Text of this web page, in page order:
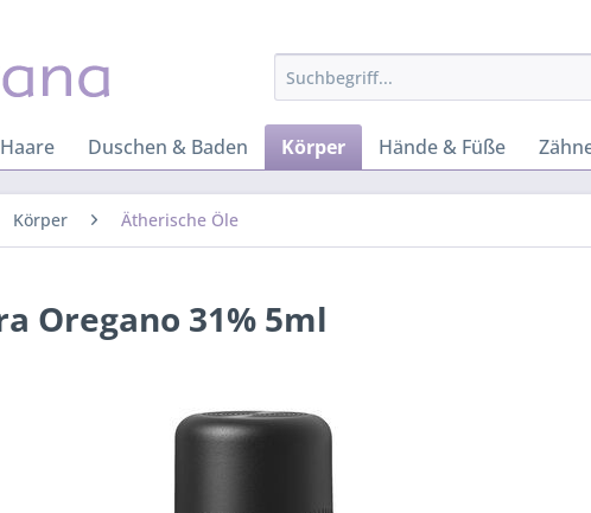
Haare Duschen & Baden Körper Hände & Füße
Körper Ätherische Öle
Oregano 31% 5ml